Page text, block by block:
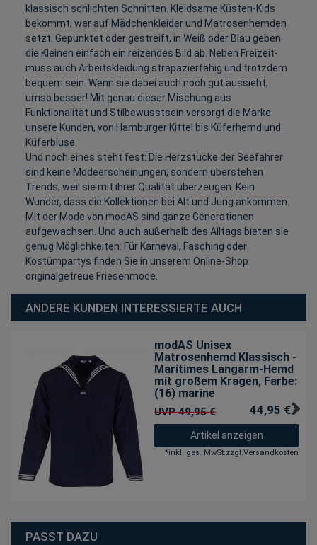
klassisch schlichten Schnitten. Kleidsame Küsten-Kids
bekommt, wer auf Mädchenkleider und Matrosenhemden
setzt. Gepunktet oder gestreift, in Weiß oder Blau geben
die Kleinen einfach ein reizendes Bild ab. Neben Freizeit-
muss auch Arbeitskleidung strapazierfähig und trotzdem
bequem sein. Wenn sie dabei auch noch gut aussieht,
umso besser! Mit genau dieser Mischung aus
Funktionalität und Stilbewusstsein versorgt die Marke
unsere Kunden, von Hamburger Kittel bis Küferhemd und
Küferbluse.
Und noch eines steht fest: Die Herzstücke der Seefahrer
sind keine Modeerscheinungen, sondern überstehen
Trends, weil sie mit ihrer Qualität überzeugen. Kein
Wunder, dass die Kollektionen bei Alt und Jung ankommen.
Mit der Mode von modAS sind ganze Generationen
aufgewachsen. Und auch außerhalb des Alltags bieten sie
genug Möglichkeiten: Für Karneval, Fasching oder
Kostümpartys finden Sie in unserem Online-Shop
originalgetreue Friesenmode.
ANDERE KUNDEN INTERESSIERTE AUCH
modAS Unisex
Matrosenhemd Klassisch -
Maritimes Langarm-Hemd
mit großem Kragen, Farbe:
(16) marine
UVP 49,95 € 44,95 € *
Artikel anzeigen
*inkl. ges. MwSt.zzgl.Versandkosten
PASST DAZU